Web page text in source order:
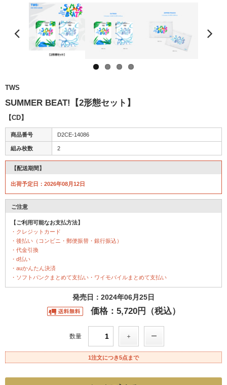
TWS
SUMMER BEAT!【2形態セット】
【CD】
商品番号 D2CE-14086
組み枚数 2
【配送期間】
出荷予定日：2026年08月12日
ご注意
【ご利用可能なお支払方法】
・クレジットカード
・後払い（コンビニ・郵便振替・銀行振込）
・代金引換
・d払い
・auかんたん決済
・ソフトバンクまとめて支払い・ワイモバイルまとめて支払い
発売日：2024年06月25日
価格：5,720円（税込）
数量
1注文につき5点まで